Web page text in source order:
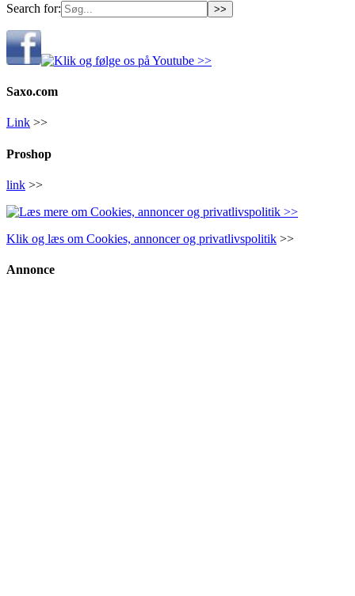
Search for:
Saxo.com
Link >>
Proshop
link >>
Klik og læs om Cookies, annoncer og privatlivspolitik >>
Annonce